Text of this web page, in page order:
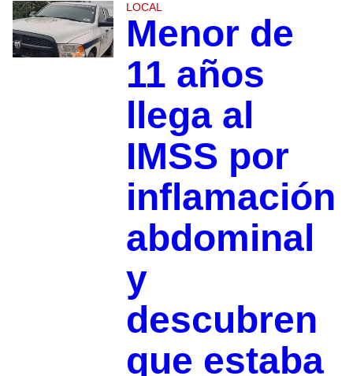
LOCAL
Menor de
11 años
llega al
IMSS por
inflamación
abdominal
y
descubren
que estaba